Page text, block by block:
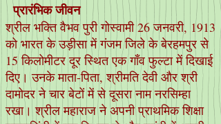
प्रारंभिक जीवन
श्रील भक्ति वैभव पुरी गोस्वामी 26 जनवरी, 1913
को भारत के उड़ीसा में गंजम जिले के बेरहमपुर से
15 किलोमीटर दूर स्थित एक गाँव फुल्टा में दिखाई
दिए। उनके माता-पिता, श्रीमति देवी और श्री
दामोदर ने चार बेटों में से दूसरा नाम नरसिम्हा
रखा। श्रील महाराज ने अपनी प्राथमिक शिक्षा